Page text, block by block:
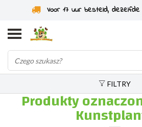
Voor 17 uur besteld,
FILTRY
Produkty